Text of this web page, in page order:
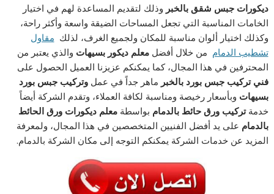
ديكورات جبس شقق بالخبر وذلك لتقديم المساعدة لهم في اختيار
الخامات المناسبة التي تجعل المساحات الضيقة واسعة وأكثر راحة،
وكذلك اختيار ألوان مناسبة للمكان ولجميع الغرف، لذلك مقاول
تشطيب الدمام من خلال أفضلمعلم ديكور بسيهات والذي يعتبر من
المحترفين في هذا المجال، كما يمكنكم عزيزنا العميل الحصول على
فنيتركيب جبس بورد بالخبر ماهر جداً في عملوتركيب جبس بورد
بسيهات وبأسعار رخيصة ومناسبة لكافة العملاء، وتقدم الشركة أيضاً
خدمةتركيب ورق حائط بالدمام بواسطةمعلم ديكورات ورق الحائط
بالدمام على يد أفضل الفنيين المتخصصين في هذا المجال، ولمعرفة
المزيد عن خدمات الشركة يمكنكم التوجه إلى مكان الشركة بالدمام.